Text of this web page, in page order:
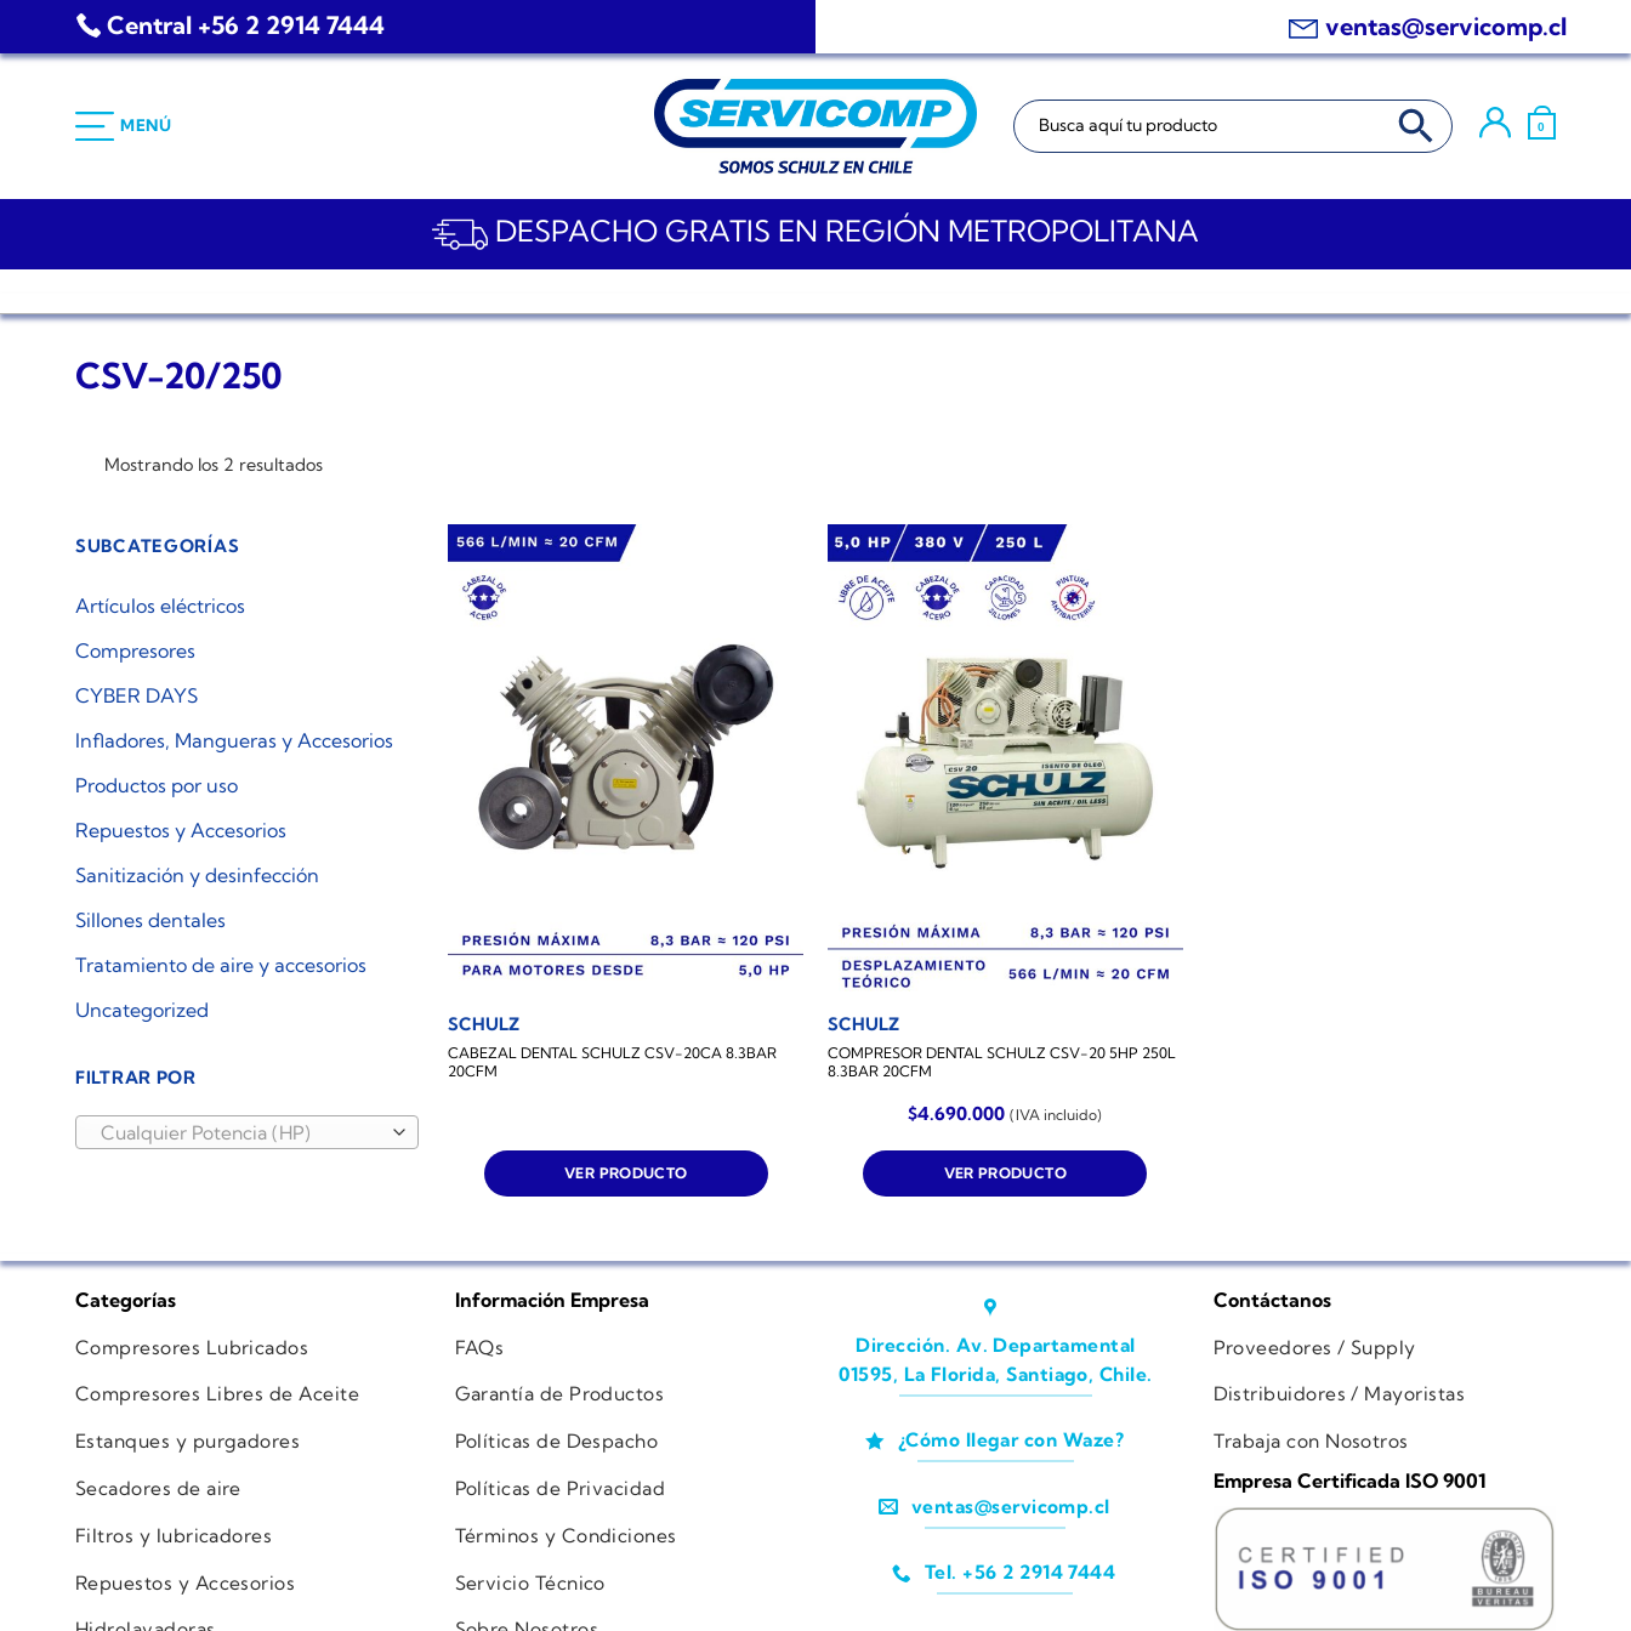
Central +56 2 2914 7444 ventas@servicomp.cl
MENÚ
Buscar: BOTÓN DE BÚSQUEDA
0
DESPACHO GRATIS EN REGIÓN METROPOLITANA
CSV-20/250
Mostrando los 2 resultados
SUBCATEGORÍAS
Artículos eléctricos
Compresores
CYBER DAYS
Infladores, Mangueras y Accesorios
Productos por uso
Repuestos y Accesorios
Sanitización y desinfección
Sillones dentales
Tratamiento de aire y accesorios
Uncategorized
FILTRAR POR
Cualquier Potencia (HP)
SCHULZ
CABEZAL DENTAL SCHULZ CSV-20CA 8.3BAR
20CFM
VER PRODUCTO
SCHULZ
COMPRESOR DENTAL SCHULZ CSV-20 5HP 250L
8.3BAR 20CFM
$4.690.000 (IVA incluido)
VER PRODUCTO
Categorías
Compresores Lubricados
Compresores Libres de Aceite
Estanques y purgadores
Secadores de aire
Filtros y lubricadores
Repuestos y Accesorios
Información Empresa
FAQs
Garantía de Productos
Políticas de Despacho
Políticas de Privacidad
Términos y Condiciones
Servicio Técnico
Dirección. Av. Departamental
01595, La Florida, Santiago, Chile.
¿Cómo llegar con Waze?
ventas@servicomp.cl
Tel. +56 2 2914 7444
Contáctanos
Proveedores / Supply
Distribuidores / Mayoristas
Trabaja con Nosotros
Empresa Certificada ISO 9001